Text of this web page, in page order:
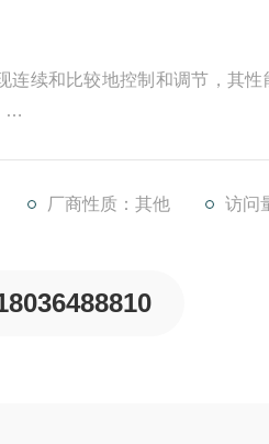
连续和比较地控制和调节，其
来维修，反而会增加人们
厂商性质：其他 访问